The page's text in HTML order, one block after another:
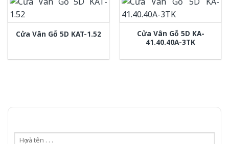
Cửa Vân Gỗ 5D KAT-1.52
Cửa Vân Gỗ 5D KA-
41.40.40A-3TK